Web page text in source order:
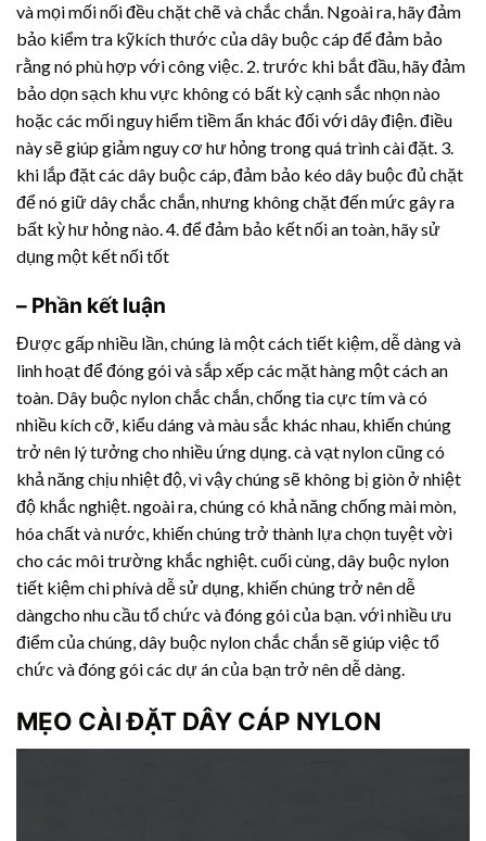
và mọi mối nối đều chặt chẽ và chắc chắn. Ngoài ra, hãy đảm
bảo kiểm tra kỹkích thước của dây buộc cáp để đảm bảo
rằng nó phù hợp với công việc. 2. trước khi bắt đầu, hãy đảm
bảo dọn sạch khu vực không có bất kỳ cạnh sắc nhọn nào
hoặc các mối nguy hiểm tiềm ẩn khác đối với dây điện. điều
này sẽ giúp giảm nguy cơ hư hỏng trong quá trình cài đặt. 3.
khi lắp đặt các dây buộc cáp, đảm bảo kéo dây buộc đủ chặt
để nó giữ dây chắc chắn, nhưng không chặt đến mức gây ra
bất kỳ hư hỏng nào. 4. để đảm bảo kết nối an toàn, hãy sử
dụng một kết nối tốt
– Phần kết luận
Được gấp nhiều lần, chúng là một cách tiết kiệm, dễ dàng và
linh hoạt để đóng gói và sắp xếp các mặt hàng một cách an
toàn. Dây buộc nylon chắc chắn, chống tia cực tím và có
nhiều kích cỡ, kiểu dáng và màu sắc khác nhau, khiến chúng
trở nên lý tưởng cho nhiều ứng dụng. cà vạt nylon cũng có
khả năng chịu nhiệt độ, vì vậy chúng sẽ không bị giòn ở nhiệt
độ khắc nghiệt. ngoài ra, chúng có khả năng chống mài mòn,
hóa chất và nước, khiến chúng trở thành lựa chọn tuyệt vời
cho các môi trường khắc nghiệt. cuối cùng, dây buộc nylon
tiết kiệm chi phívà dễ sử dụng, khiến chúng trở nên dễ
dàngcho nhu cầu tổ chức và đóng gói của bạn. với nhiều ưu
điểm của chúng, dây buộc nylon chắc chắn sẽ giúp việc tổ
chức và đóng gói các dự án của bạn trở nên dễ dàng.
MẸO CÀI ĐẶT DÂY CÁP NYLON